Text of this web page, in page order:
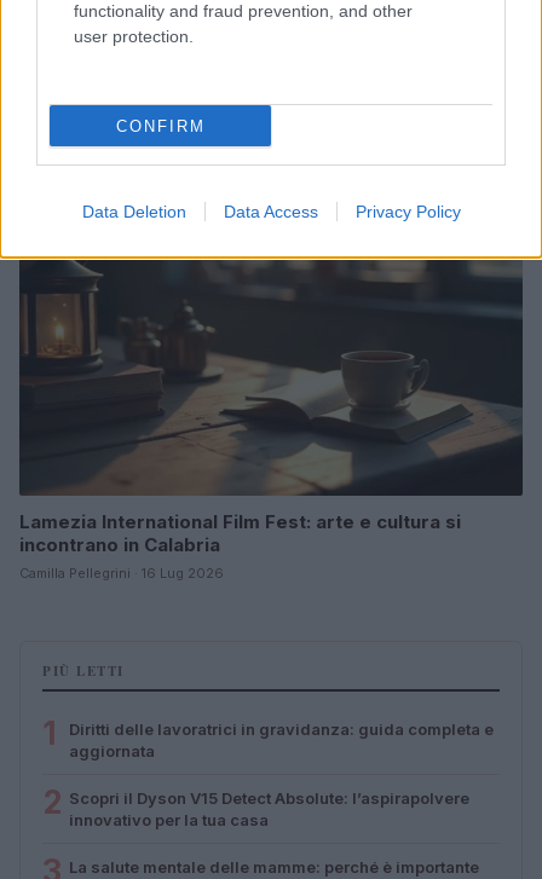
functionality and fraud prevention, and other
user protection.
CONFIRM
Data Deletion Data Access Privacy Policy
tra carburanti, spiagge e incendi
Matteo Pellegrino · 25 Lug 2026
Lamezia International Film Fest: arte e cultura si
incontrano in Calabria
Camilla Pellegrini · 16 Lug 2026
PIÙ LETTI
1
Diritti delle lavoratrici in gravidanza: guida completa e
aggiornata
2 Scopri il Dyson V15 Detect Absolute: l’aspirapolvere
innovativo per la tua casa
3 La salute mentale delle mamme: perché è importante